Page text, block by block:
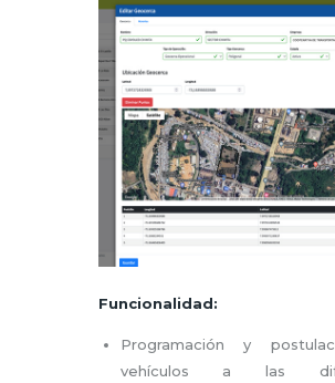
Funcionalidad:
Programación y
vehículos a las